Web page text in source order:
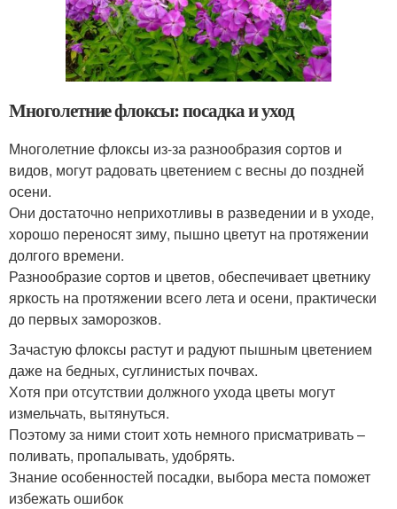
Многолетние флоксы: посадка и уход
Многолетние флоксы из-за разнообразия сортов и
видов, могут радовать цветением с весны до поздней
осени.
Они достаточно неприхотливы в разведении и в уходе,
хорошо переносят зиму, пышно цветут на протяжении
долгого времени.
Разнообразие сортов и цветов, обеспечивает цветнику
яркость на протяжении всего лета и осени, практически
до первых заморозков.
Зачастую флоксы растут и радуют пышным цветением
даже на бедных, суглинистых почвах.
Хотя при отсутствии должного ухода цветы могут
измельчать, вытянуться.
Поэтому за ними стоит хоть немного присматривать –
поливать, пропалывать, удобрять.
Знание особенностей посадки, выбора места поможет
избежать ошибок